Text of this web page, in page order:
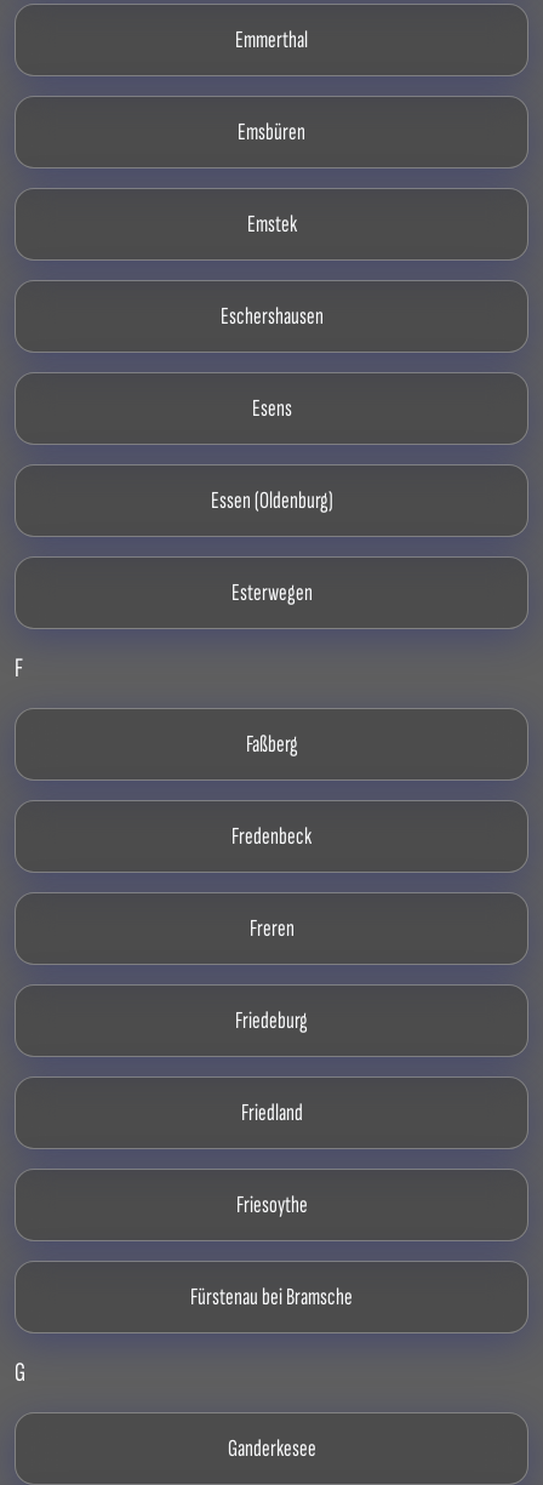
Emmerthal
Emsbüren
Emstek
Eschershausen
Esens
Essen (Oldenburg)
Esterwegen
F
Faßberg
Fredenbeck
Freren
Friedeburg
Friedland
Friesoythe
Fürstenau bei Bramsche
G
Ganderkesee